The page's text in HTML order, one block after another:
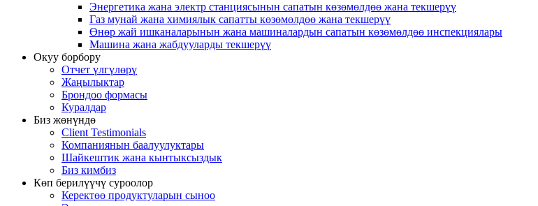
Энергетика жана электр станциясынын сапатын көзөмөлдөө жана текшерүү
Газ мунай жана химиялык сапатты көзөмөлдөө жана текшерүү
Өнөр жай ишканаларынын жана машиналардын сапатын көзөмөлдөө инспекциялары
Машина жана жабдууларды текшерүү
Окуу борбору
Отчет үлгүлөрү
Жаңылыктар
Брондоо формасы
Куралдар
Биз жөнүндө
Client Testimonials
Компаниянын баалуулуктары
Шайкештик жана кынтыксыздык
Биз кимбиз
Көп берилүүчү суроолор
Керектөө продуктуларын сыноо